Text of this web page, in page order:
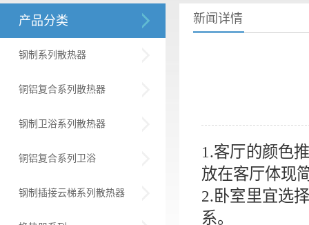
产品分类
钢制系列散热器
铜铝复合系列散热器
钢制卫浴系列散热器
铜铝复合系列卫浴
钢制插接云梯系列散热器
新闻详情
1.客厅的颜色
放在客厅体现
2.卧室里宜选
系。